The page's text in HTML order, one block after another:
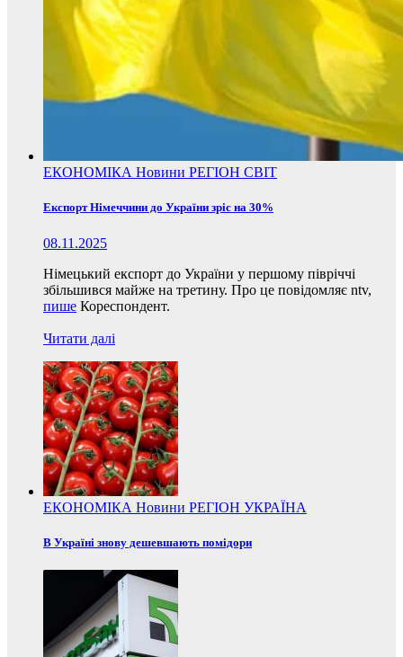
ЕКОНОМІКА Новини РЕГІОН СВІТ
Експорт Німеччини до України зріс на 30%
08.11.2025
Німецький експорт до України у першому півріччі
збільшився майже на третину. Про це повідомляє ntv,
пише Кореспондент.
Читати далі
ЕКОНОМІКА Новини РЕГІОН УКРАЇНА
В Україні знову дешевшають помідори